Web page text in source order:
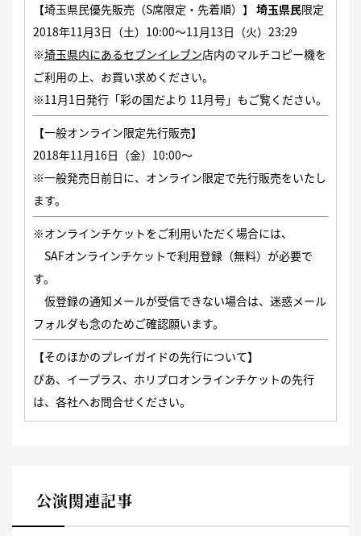
【埼玉県民優先販売（S席限定・先着順）】 埼玉県民限定
2018年11月3日（土）10:00〜11月13日（火）23:29
※埼玉県内にあるセブンイレブン店内のマルチコピー機を
ご利用の上、お買い求めください。
※11月1日発行「彩の国だより 11月号」もご覧ください。
【一般オンライン限定先行販売】
2018年11月16日（金）10:00〜
※一般発売日前日に、オンライン限定で先行販売をいたし
ます。
※オンラインチケットをご利用いただく場合には、
SAFオンラインチケットで利用登録（無料） が必要で
す。
仮登録の通知メールが受信できない場合は、迷惑メール
フォルダも念のためご確認願います。
【そのほかのプレイガイドの先行について】
ぴあ、イープラス、ホリプロオンラインチケットの先行
は、各社へお問合せください。
公演関連記事